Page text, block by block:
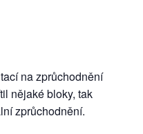
na zprůchodnění
nějaké bloky, tak
zprůchodnění.